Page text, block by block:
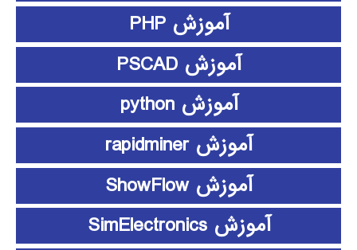
آموزش PHP
آموزش PSCAD
آموزش python
آموزش rapidminer
آموزش ShowFlow
آموزش SimElectronics